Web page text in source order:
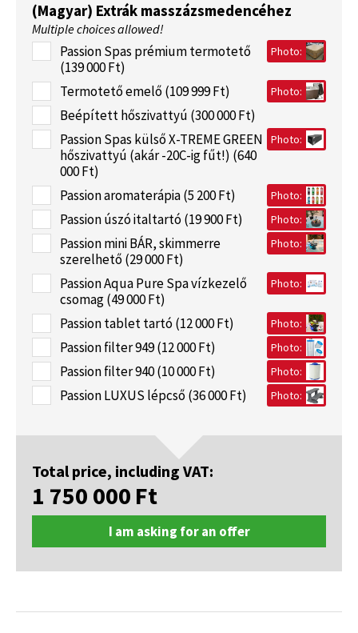
(Magyar) Extrák masszázsmedencéhez
Multiple choices allowed!
Passion Spas prémium termotető
(139 000 Ft)
Photo:
Termotető emelő (109 999 Ft) Photo:
Beépített hőszivattyú (300 000 Ft)
Passion Spas külső X-TREME GREEN
hőszivattyú (akár -20C-ig fűt!) (640
000 Ft)
Photo:
Passion aromaterápia (5 200 Ft) Photo:
Passion úszó italtartó (19 900 Ft) Photo:
Passion mini BÁR, skimmerre
szerelhető (29 000 Ft)
Photo:
Passion Aqua Pure Spa vízkezelő
csomag (49 000 Ft)
Photo:
Passion tablet tartó (12 000 Ft) Photo:
Passion filter 949 (12 000 Ft) Photo:
Passion filter 940 (10 000 Ft) Photo:
Passion LUXUS lépcső (36 000 Ft) Photo:
Total price, including VAT:
1 750 000 Ft
I am asking for an offer